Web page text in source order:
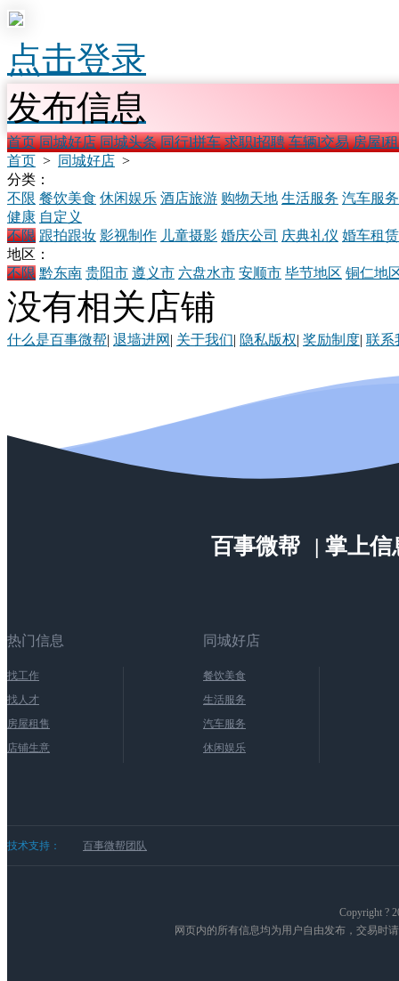
点击登录
发布信息
首页 同城好店 同城头条 同行l拼车 求职l招聘 车辆l交易 房屋l
首页 > 同城好店 >
分类：
不限 餐饮美食 休闲娱乐 酒店旅游 购物天地 生活服务 汽车服务
健康 自定义
不限 跟拍跟妆 影视制作 儿童摄影 婚庆公司 庆典礼仪 婚车租赁
地区：
不限 黔东南 贵阳市 遵义市 六盘水市 安顺市 毕节地区 铜仁地
没有相关店铺
什么是百事微帮| 退墙进网 | 关于我们| 隐私版权| 奖励制度| 联系
百事微帮 | 掌上
热门信息
找工作
找人才
房屋租售
店铺生意
同城好店
餐饮美食
生活服务
汽车服务
休闲娱乐
技术支持： 百事微帮团队
Copyright ?
网页内的所有信息均为用户自由发布，交易时